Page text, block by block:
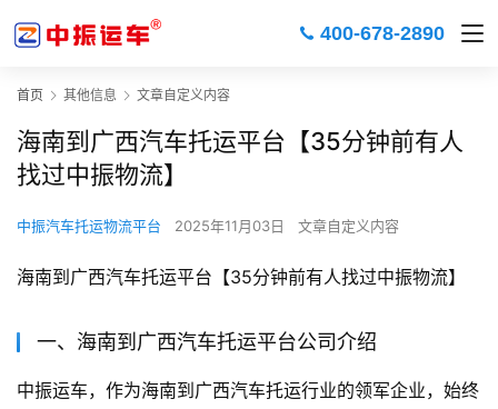
400-678-2890
首页 其他信息 文章自定义内容
海南到广西汽车托运平台【35分钟前有人
找过中振物流】
中振汽车托运物流平台 2025年11月03日 文章自定义内容
海南到广西汽车托运平台【35分钟前有人找过中振物流】
一、海南到广西汽车托运平台公司介绍
中振运车，作为海南到广西汽车托运行业的领军企业，始终